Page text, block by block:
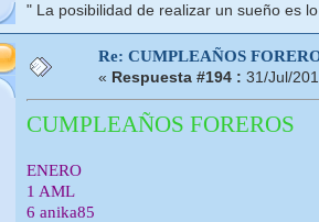
" La posibilidad de realizar un sueño es
Re: CUMPLEAÑOS
« Respuesta #194 : 31/Jul/
CUMPLEAÑOS FOREROS
ENERO
1 AML
6 anika85